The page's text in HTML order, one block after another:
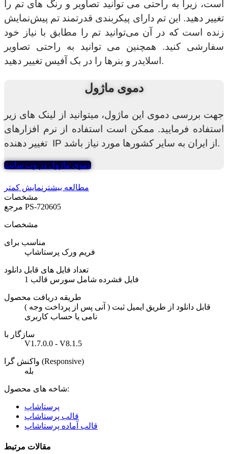
است، زیرا به راحتی می توانید تصاویر و رنگ های تم را
تغییر دهید. این تم دارای پیکربندی قدرتمند تم پیش‌نمایش
زنده است که در آن می‌توانید تم را مطابق با نیاز خود
سفارشی کنید. همچنین می توانید به راحتی تصاویر
اسلایدر و بنرها را در بک آفیس تغییر دهید.
دموی ماژول
جهت بررسی دموی این ماژول، میتوانید از لینک های زیر
استفاده فرمایید. ممکن است استفاده از نرم افزارهای
تغییر دهنده IP از ایران به سایر کشورها مورد نیاز باشد.
دموی ماژول در وب سایت
مطالعه بیشتر نمایش کمتر
مشخصات
PS-720605
مشخصات
مناسب برای
فریم ورک پرستاشاپ
تعداد فایل های قابل دانلود
1 فایل فشرده شامل سورس قالب
طریقه دریافت محصول
( آنی پس از پرداخت وجه ) قابل دانلود از طریق ایمیل ثبت
نامی یا حساب کاربری
سازگار با
V1.7.0.0 - V8.1.5
واکنش گرا (Responsive)
بله
شاخه های محصول:
پرستاشاپ
قالب پرستاشاپ
قالب آماده پرستاشاپ
مقالات مرتبط